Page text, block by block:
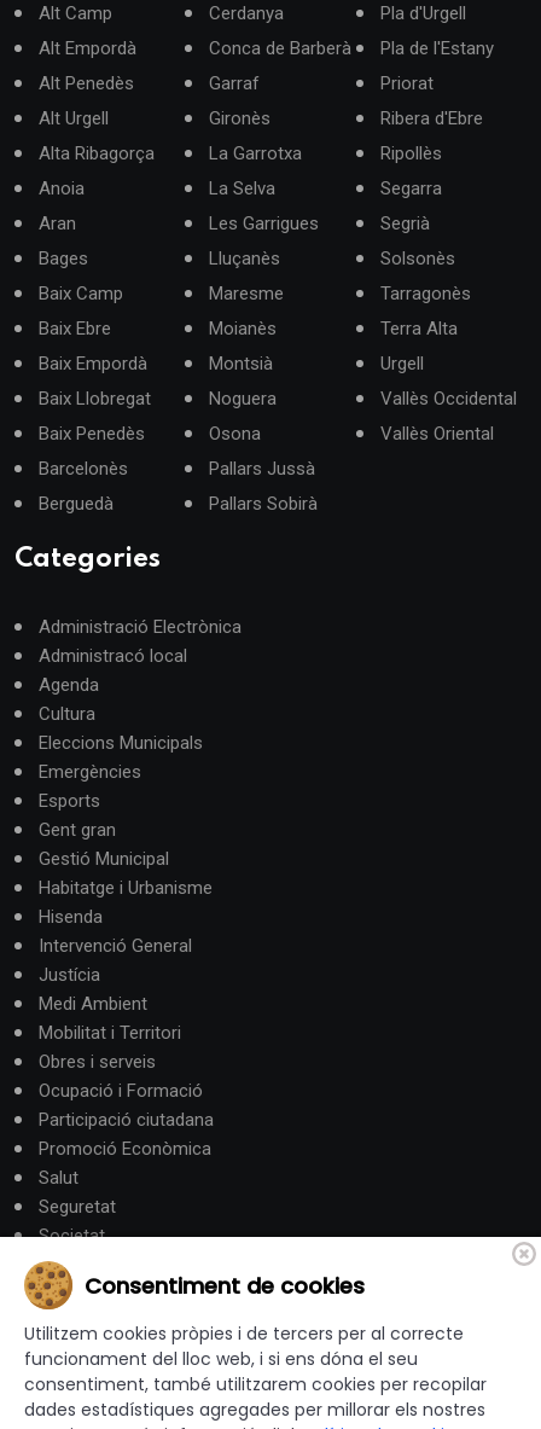
Alt Camp
Alt Empordà
Alt Penedès
Alt Urgell
Alta Ribagorça
Anoia
Aran
Bages
Baix Camp
Baix Ebre
Baix Empordà
Baix Llobregat
Baix Penedès
Barcelonès
Berguedà
Cerdanya
Conca de Barberà
Garraf
Gironès
La Garrotxa
La Selva
Les Garrigues
Lluçanès
Maresme
Moianès
Montsià
Noguera
Osona
Pallars Jussà
Pallars Sobirà
Pla d'Urgell
Pla de l'Estany
Priorat
Ribera d'Ebre
Ripollès
Segarra
Segrià
Solsonès
Tarragonès
Terra Alta
Urgell
Vallès Occidental
Vallès Oriental
Categories
Administració Electrònica
Administracó local
Agenda
Cultura
Eleccions Municipals
Emergències
Esports
Gent gran
Gestió Municipal
Habitatge i Urbanisme
Hisenda
Intervenció General
Justícia
Medi Ambient
Mobilitat i Territori
Obres i serveis
Ocupació i Formació
Participació ciutadana
Promoció Econòmica
Salut
Seguretat
Societat
Turisme
Altres Canals
canalandorra.ad
Consentiment de cookies
Utilitzem cookies pròpies i de tercers per al correcte
funcionament del lloc web, i si ens dóna el seu
consentiment, també utilitzarem cookies per recopilar
dades estadístiques agregades per millorar els nostres